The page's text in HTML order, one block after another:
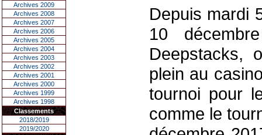
Archives 2009
Archives 2008
Archives 2007
Archives 2006
Archives 2005
Archives 2004
Archives 2003
Archives 2002
Archives 2001
Archives 2000
Archives 1999
Archives 1998
Classements
2018/2019
2019/2020
Depuis mardi
10
Deepstacks,
plein au
tournoi pour
comme le